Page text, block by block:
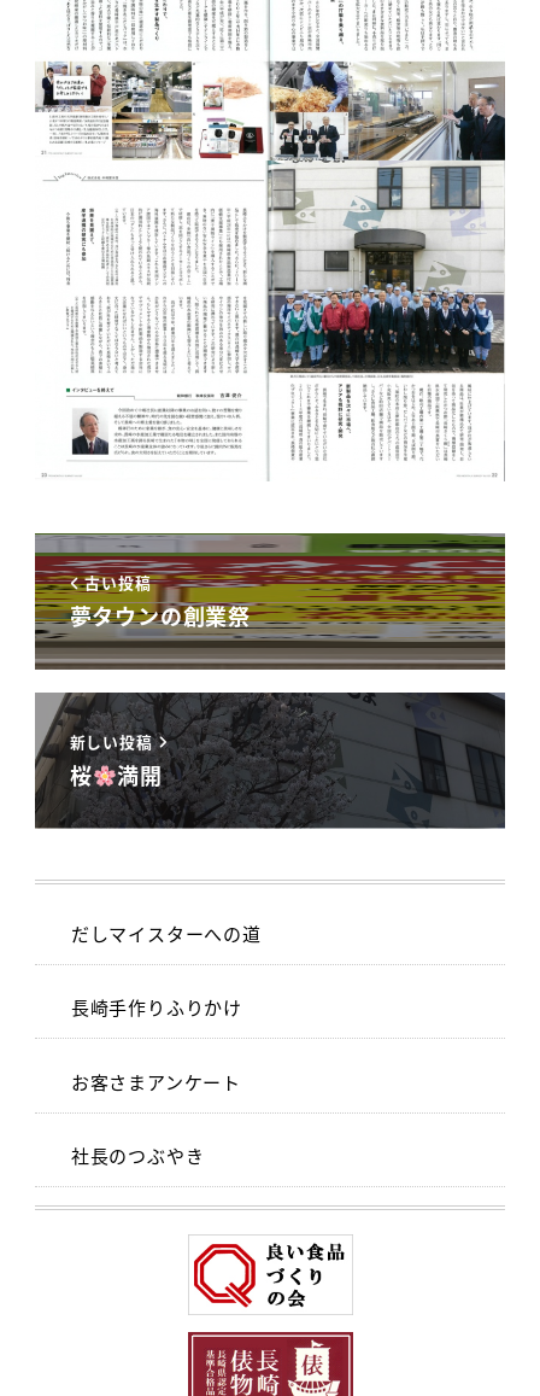
古い投稿
夢タウンの創業祭
新しい投稿
桜 満開
だしマイスターへの道
長崎手作りふりかけ
お客さまアンケート
社長のつぶやき